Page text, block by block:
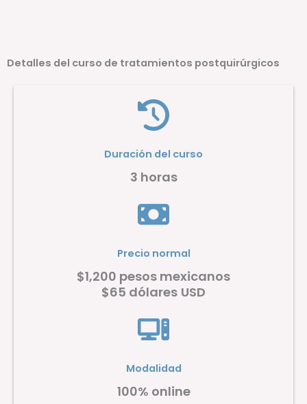
Detalles del curso de tratamientos postquirúrgicos
Duración del curso
3 horas
Precio normal
$1,200 pesos mexicanos
$65 dólares USD
Modalidad
100% online